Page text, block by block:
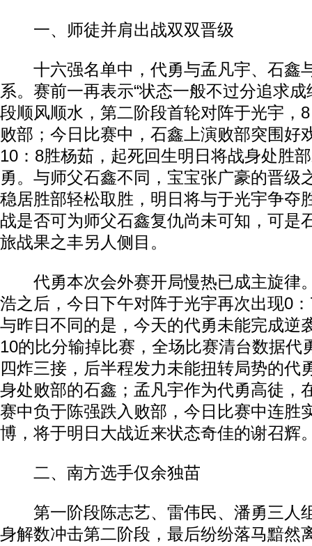
一、师徒并肩出战双双晋级
十六强名单中，代勇与孟凡宇、石鑫
系。赛前一再表示“状态一般不过分追求成
段顺风顺水，第二阶段首轮对阵于光宇，
败部；今日比赛中，石鑫上演败部突围好
10：8胜杨茹，起死回生明日将战身处胜
勇。与师父石鑫不同，宝宝张广豪的晋级
稳居胜部轻松取胜，明日将与于光宇争夺
战是否可为师父石鑫复仇尚未可知，可是
旅战果之丰另人侧目。
代勇本次会外赛开局慢热已成主旋律
浩之后，今日下午对阵于光宇再次出现0
与昨日不同的是，今天的代勇未能完成逆
10的比分输掉比赛，全场比赛清台数据代
四炸三接，后半程发力未能扭转局势的代
身处败部的石鑫；孟凡宇作为代勇高徒，
赛中负于陈强跌入败部，今日比赛中连胜
博，将于明日大战近来状态奇佳的谢召辉
二、南方选手仅余独苗
第一阶段陈志艺、雷伟民、潘勇三人
身解数冲击第二阶段，最后纷纷落马黯然